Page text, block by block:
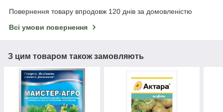
Повернення товару впродовж 120 днів за домовленістю
Всі умови повернення
З цим товаром також замовляють